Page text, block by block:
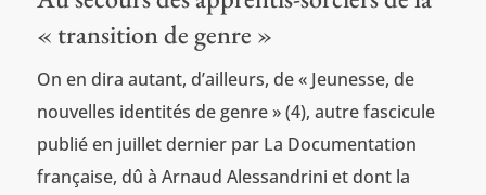
« transition de genre »
On en dira autant, d’ailleurs, de « Jeunesse, de
nouvelles identités de genre » (4), autre fascicule
publié en juillet dernier par La Documentation
française, dû à Arnaud Alessandrini et dont la